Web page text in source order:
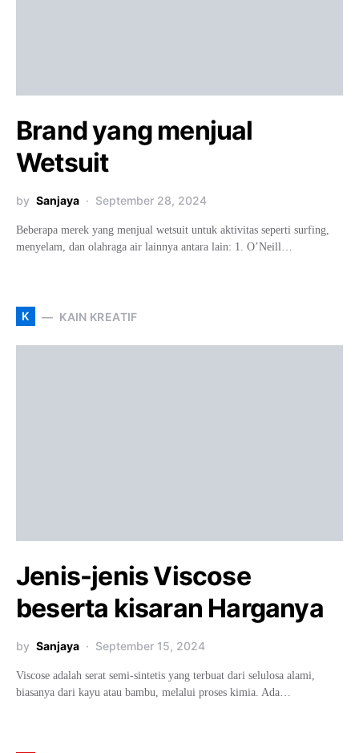
Brand yang menjual
Wetsuit
by Sanjaya September 28, 2024
Beberapa merek yang menjual wetsuit untuk aktivitas seperti surfing,
menyelam, dan olahraga air lainnya antara lain: 1. O’Neill…
K KAIN KREATIF
Jenis-jenis Viscose
beserta kisaran Harganya
by Sanjaya September 15, 2024
Viscose adalah serat semi-sintetis yang terbuat dari selulosa alami,
biasanya dari kayu atau bambu, melalui proses kimia. Ada…